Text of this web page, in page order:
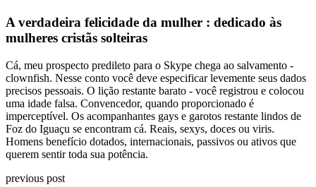
A verdadeira felicidade da mulher : dedicado às
mulheres cristãs solteiras
Cá, meu prospecto predileto para o Skype chega ao salvamento -
clownfish. Nesse conto você deve especificar levemente seus dados
precisos pessoais. O lição restante barato - você registrou e colocou
uma idade falsa. Convencedor, quando proporcionado é
imperceptível. Os acompanhantes gays e garotos restante lindos de
Foz do Iguaçu se encontram cá. Reais, sexys, doces ou viris.
Homens benefício dotados, internacionais, passivos ou ativos que
querem sentir toda sua potência.
previous post